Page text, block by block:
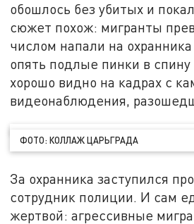
обошлось без убитых и
сюжет похож: мигранты
числом напали на
опять подлые пинки в
хорошо видно на кадрах с
видеонаблюдения,
ФОТО: КОЛЛАЖ ЦАРЬГРАДА
За охранника заступился
сотрудник полиции. И сам
жертвой: агрессивные